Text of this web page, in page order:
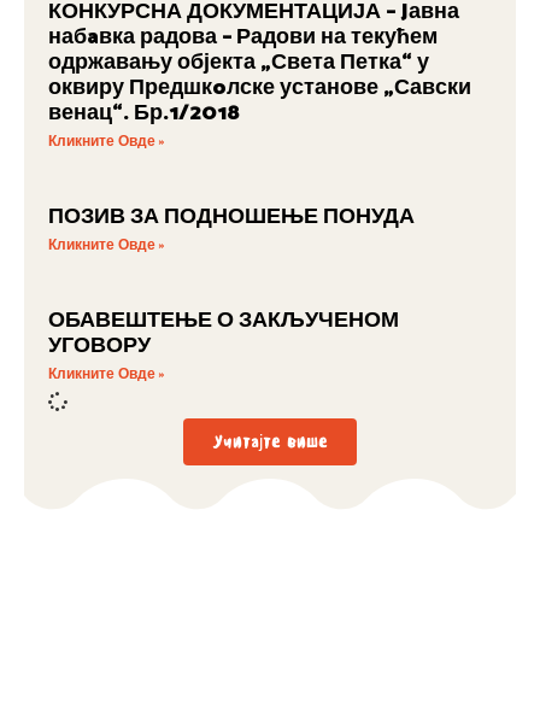
КОНКУРСНА ДОКУМЕНТАЦИЈА – Jавна
набaвка радова – Радови на текућем
одржавању објекта „Света Петка“ у
оквиру Предшкoлске установе „Савски
венац“. Бр.1/2018
Кликните Овде »
ПОЗИВ ЗА ПОДНОШЕЊЕ ПОНУДА
Кликните Овде »
ОБАВЕШТЕЊЕ О ЗАКЉУЧЕНОМ
УГОВОРУ
Кликните Овде »
Учитајте више